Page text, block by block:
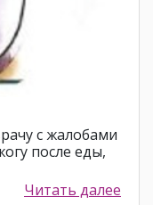
с жалобами
после еды,
Читать далее